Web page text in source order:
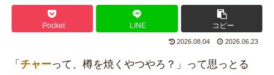
Pocket LINE コピー
2026.08.04 2026.06.23
「 チャーって、樽を焼くやつやろ？」って思っとる